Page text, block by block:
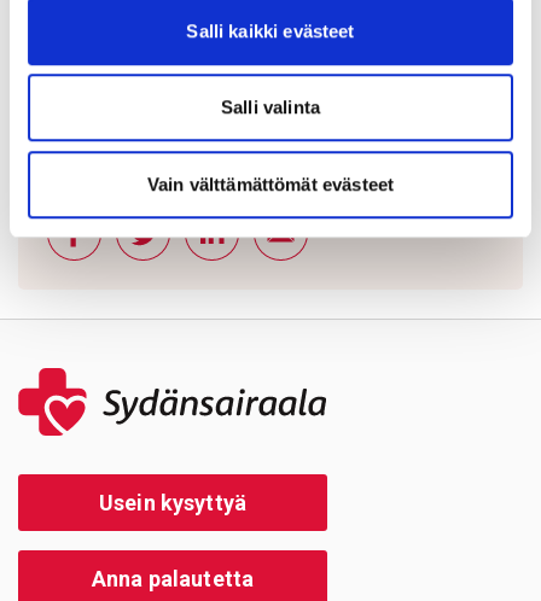
Salli kaikki evästeet
Salli valinta
Vain välttämättömät evästeet
Aki Haukilahti, varatoimitusjohtaja, Tays
Sydänsairaala, puh. 050 5265 466
Usein kysyttyä
Anna palautetta